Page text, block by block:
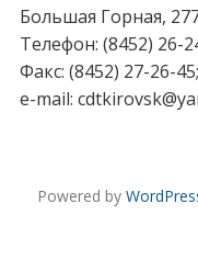
Большая Горная,
Телефон: (8452) 26-
Факс: (8452) 27-26-45;
e-mail:
Powered by